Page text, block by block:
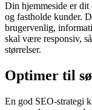
Din hjemmeside er
og fastholde kunder.
brugervenlig,
skal være responsiv,
størrelser.
Optimer til
En god SEO-strategi